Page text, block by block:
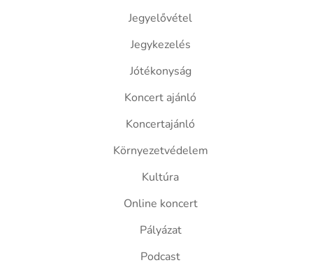
Jegyelővétel
Jegykezelés
Jótékonyság
Koncert ajánló
Koncertajánló
Környezetvédelem
Kultúra
Online koncert
Pályázat
Podcast